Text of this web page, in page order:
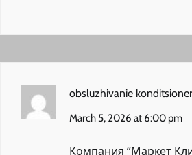
obsluzhivanie
March 5, 2026 at 6:00 pm
Компания “Маркет